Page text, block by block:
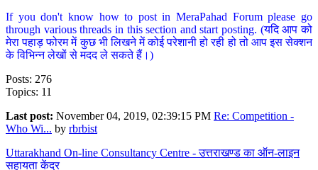
If you don't know how to post in MeraPahad Forum please go
through various threads in this section and start posting. (यदि आप को
मेरा पहाड़ फोरम में कुछ भी लिखने में कोई परेशानी हो रही हो तो आप इस सेक्शन
के विभिन्न लेखों से मदद ले सकते हैं।)
Posts: 276
Topics: 11
Last post: November 04, 2019, 02:39:15 PM Re: Competition -
Who Wi... by rbrbist
Uttarakhand On-line Consultancy Centre - उत्तराखण्ड का ऑन-लाइन
सहायता केंद्र